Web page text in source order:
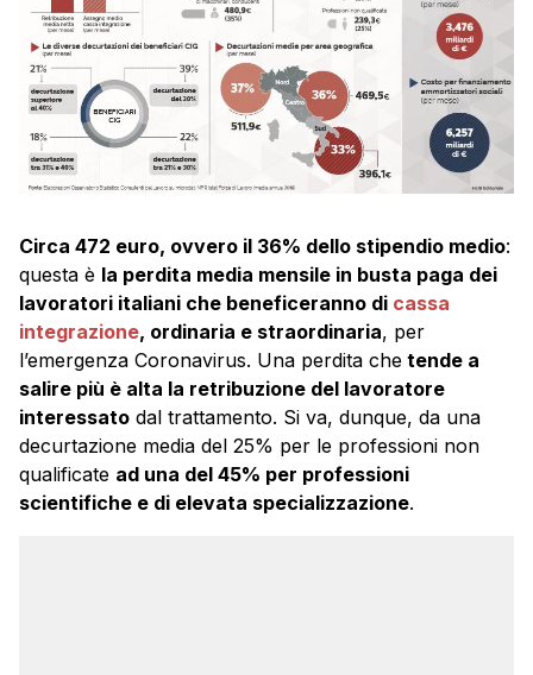
Circa 472 euro, ovvero il 36% dello stipendio medio:
questa è la perdita media mensile in busta paga dei
lavoratori italiani che beneficeranno di cassa
integrazione, ordinaria e straordinaria, per
l’emergenza Coronavirus. Una perdita che tende a
salire più è alta la retribuzione del lavoratore
interessato dal trattamento. Si va, dunque, da una
decurtazione media del 25% per le professioni non
qualificate ad una del 45% per professioni
scientifiche e di elevata specializzazione.